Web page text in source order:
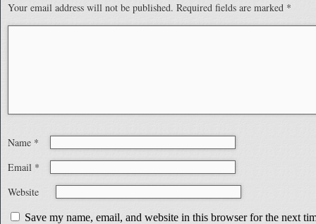
Your email address will not be published. Required fields are marked *
Name *
Email *
Website
Save my name, email, and website in this browser for the next